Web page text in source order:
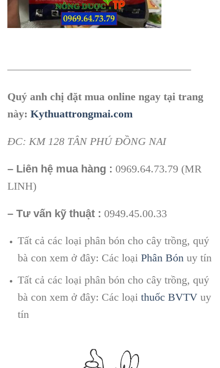
—————————————————
Quý anh chị đặt mua online ngay tại trang
này: Kythuattrongmai.com
ĐC: KM 128 TÂN PHÚ ĐỒNG NAI
– Liên hệ mua hàng : 0969.64.73.79 (MR
LINH)
– Tư vấn kỹ thuật : 0949.45.00.33
Tất cả các loại phân bón cho cây trồng, quý
bà con xem ở đây: Các loại Phân Bónuy tín
Tất cả các loại phân bón cho cây trồng, quý
bà con xem ở đây: Các loại thuốc BVTVuy
tín